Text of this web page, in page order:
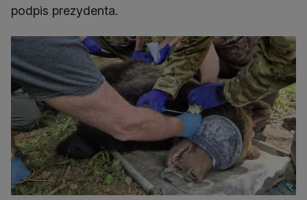
podpis prezydenta.